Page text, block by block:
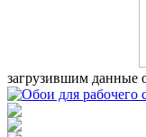
загрузившим данные